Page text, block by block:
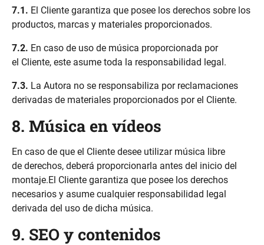
7.1. El Cliente garantiza que posee los derechos sobre los
productos, marcas y materiales proporcionados.
7.2. En caso de uso de música proporcionada por
el Cliente, este asume toda la responsabilidad legal.
7.3. La Autora no se responsabiliza por reclamaciones
derivadas de materiales proporcionados por el Cliente.
8. Música en vídeos
En caso de que el Cliente desee utilizar música libre
de derechos, deberá proporcionarla antes del inicio del
montaje.El Cliente garantiza que posee los derechos
necesarios y asume cualquier responsabilidad legal
derivada del uso de dicha música.
9. SEO y contenidos